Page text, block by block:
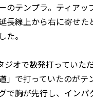
のテンプラ。ティア
長線上から右に寄せ
た。
オで数発打ってい
」で打っていたのが
で胸が先行し、イン